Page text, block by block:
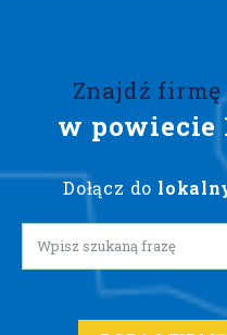
Znajdź
w powiecie
Dołącz do
Lorem ipsum